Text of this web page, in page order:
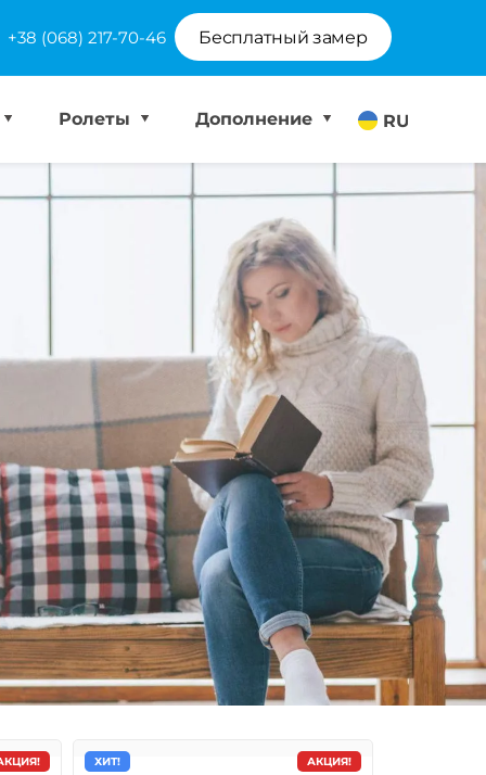
+38 (068) 217-70-46 Бесплатный замер
RU
Ролеты Дополнение
АКЦИЯ!
ХИТ!